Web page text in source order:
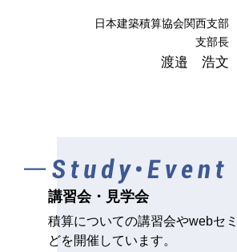
事務局窓口業務の休止について
1月30日(金)～2月1日(日)の間、事務局の
日本建築積算協会関西支部
支部長
渡邉 浩文
講習会・見学会
積算についての講習会やwebセ
どを開催しています。